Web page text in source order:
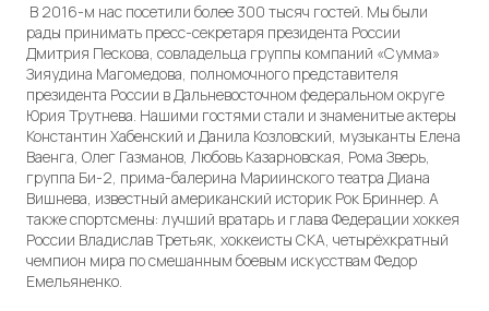
В 2016-м нас посетили более 300 тысяч гостей. Мы были
рады принимать пресс-секретаря президента России
Дмитрия Пескова, совладельца группы компаний «Сумма»
Зияудина Магомедова, полномочного представителя
президента России в Дальневосточном федеральном округе
Юрия Трутнева. Нашими гостями стали и знаменитые актеры
Константин Хабенский и Данила Козловский, музыканты Елена
Ваенга, Олег Газманов, Любовь Казарновская, Рома Зверь,
группа Би-2, прима-балерина Мариинского театра Диана
Вишнева, известный американский историк Рок Бриннер. А
также спортсмены: лучший вратарь и глава Федерации хоккея
России Владислав Третьяк, хоккеисты СКА, четырёхкратный
чемпион мира по смешанным боевым искусствам Федор
Емельяненко.